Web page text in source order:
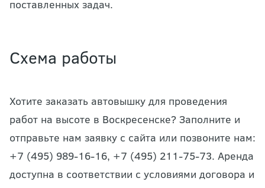
поставленных задач.
Схема работы
Хотите заказать автовышку для проведения
работ на высоте в Воскресенске? Заполните и
отправьте нам заявку с сайта или позвоните нам:
+7 (495) 989-16-16, +7 (495) 211-75-73. Аренда
доступна в соответствии с условиями договора и